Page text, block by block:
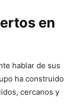
en
hablar de sus
ha construido
cercanos y